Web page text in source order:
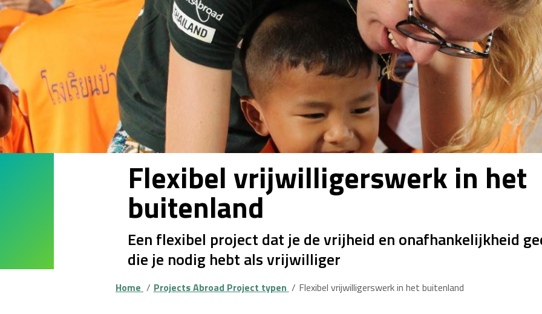
Flexibel vrijwilligerswerk in het
buitenland
Een flexibel project dat je de vrijheid en onafhankelijkheid
die je nodig hebt als vrijwilliger
Home Projects Abroad Project typen Flexibel vrijwilligerswerk in het buitenland